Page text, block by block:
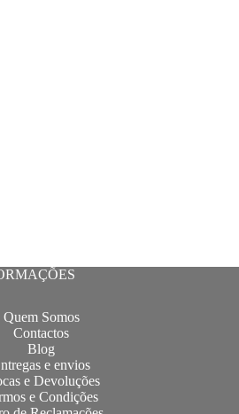
Quem Somos
Contactos
Blog
e envios
e Devoluções
e Condições